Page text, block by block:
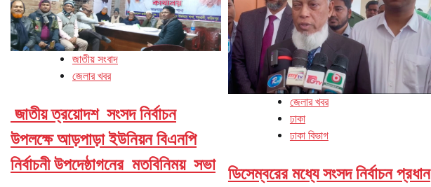
জাতীয় সংবাদ
জেলার খবর
জাতীয় ত্রয়োদশ সংসদ নির্বাচন
উপলক্ষে আড়পাড়া ইউনিয়ন বিএনপি
নির্বাচনী উপদেষ্ঠাগনের মতবিনিময় সভা
জেলার খবর
ঢাকা
ঢাকা বিভাগ
ডিসেম্বরের মধ্যে সংসদ নির্বাচন প্রধান